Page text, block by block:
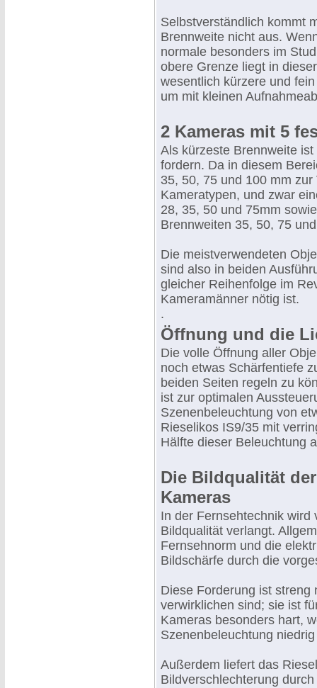
Selbstverständlich kommt
Brennweite nicht aus.
normale besonders im
obere Grenze liegt in
wesentlich kürzere und
um mit kleinen
2 Kameras mit 5
Als kürzeste Brennweite
fordern. Da in diesem
35, 50, 75 und 100 mm
Kameratypen, und zwar
28, 35, 50 und 75mm
Brennweiten 35, 50, 75
Die meistverwendeten
sind also in beiden
gleicher Reihenfolge im
Kameramänner nötig ist.
.
Öffnung und die
Die volle Öffnung aller
noch etwas Schärfentiefe
beiden Seiten regeln zu
ist zur optimalen
Szenenbeleuchtung von
Rieselikos IS9/35 mit
Hälfte dieser Beleuchtung
Die Bildqualität
Kameras
In der Fernsehtechnik wird
Bildqualität verlangt.
Fernsehnorm und die
Bildschärfe durch die
Diese Forderung ist streng
verwirklichen sind; sie ist
Kameras besonders hart,
Szenenbeleuchtung
Außerdem liefert das
Bildverschlechterung